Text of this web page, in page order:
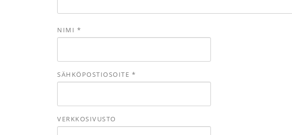
NIMI *
SÄHKÖPOSTIOSOITE *
VERKKOSIVUSTO